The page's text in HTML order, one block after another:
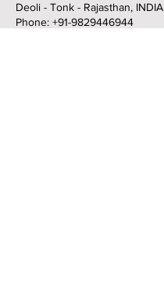
Deoli - Tonk - Rajasthan, INDIA
Phone: +91-9829446944